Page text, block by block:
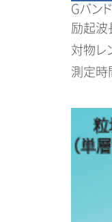
Gバン
励起波
対物レ
測定時